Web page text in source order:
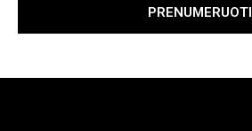
PRENUMERUOTI